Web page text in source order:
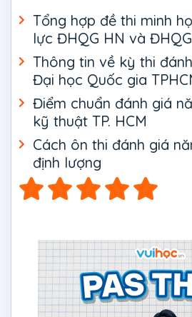
Tổng hợp đề thi minh
lực ĐHQG HN và
Thông tin về kỳ thi
Đại học Quốc gia
Điểm chuẩn đánh giá
kỹ thuật TP. HCM
Cách ôn thi đánh giá
định lượng